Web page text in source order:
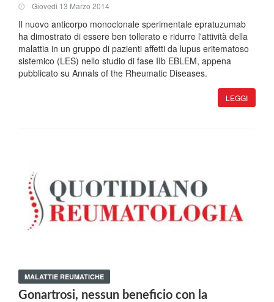
Giovedi 13 Marzo 2014
Il nuovo anticorpo monoclonale sperimentale epratuzumab
ha dimostrato di essere ben tollerato e ridurre l'attività della
malattia in un gruppo di pazienti affetti da lupus eritematoso
sistemico (LES) nello studio di fase IIb EBLEM, appena
pubblicato su Annals of the Rheumatic Diseases.
LEGGI
MALATTIE REUMATICHE
Gonartrosi, nessun beneficio con la